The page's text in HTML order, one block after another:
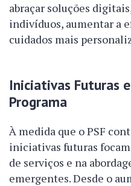
abraçar soluções
indivíduos, aumentar a
cuidados mais
Iniciativas Futuras
Programa
À medida que o PSF
iniciativas futuras
de serviços e na
emergentes. Desde o